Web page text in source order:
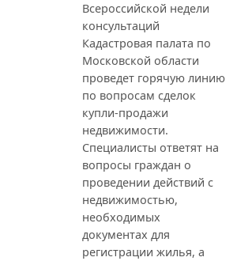
Всероссийской недели
консультаций
Кадастровая палата по
Московской области
проведет горячую линию
по вопросам сделок
купли-продажи
недвижимости.
Специалисты ответят на
вопросы граждан о
проведении действий с
недвижимостью,
необходимых
документах для
регистрации жилья, а